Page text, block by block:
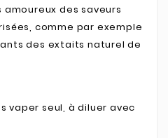
des saveurs
comme par exemple
des extaits naturel de
vaper seul, à diluer avec